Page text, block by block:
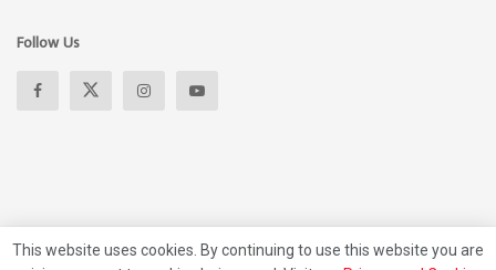
Follow Us
This website uses cookies. By continuing to use this website you are